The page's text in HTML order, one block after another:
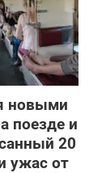
новыми
поезде и
20
ужас от